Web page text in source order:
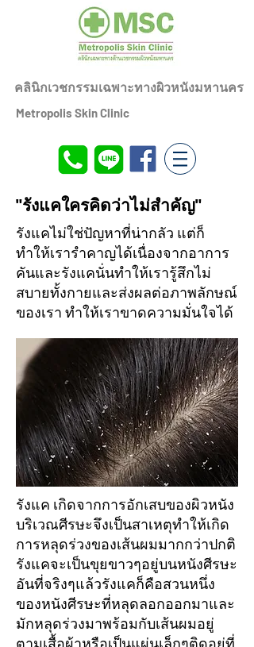
คลินิกเวชกรรมเฉพาะทางผิวหนังมหานคร
Metropolis Skin Clinic
"รังแคใครคิดว่าไม่สำคัญ"
รังแคไม่ใช่ปัญหาที่น่ากลัว แต่ก็
ทำให้เรารำคาญได้เนื่องจากอาการ
คันและรังแคนั่นทำให้เรารู้สึกไม่
สบายทั้งกายและส่งผลต่อภาพลักษณ์
ของเรา ทำให้เราขาดความมั่นใจได้
รังแค เกิดจากการอักเสบของผิวหนัง
บริเวณศีรษะจึงเป็นสาเหตุทำให้เกิด
การหลุดร่วงของเส้นผมมากกว่าปกติ
รังแคจะเป็นขุยขาวๆอยู่บนหนังศีรษะ
อันที่จริงๆแล้วรังแคก็คือสวนหนึ่ง
ของหนังศีรษะที่หลุดลอกออกมาและ
มักหลุดร่วงมาพร้อมกับเส้นผมอยู่
ตามเสื้อผ้าหรือเป็นแผ่นเล็กๆติดอยู่ที่